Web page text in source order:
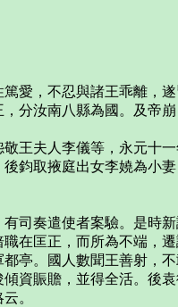
愛，不忍與諸王乖離，
分汝南八縣為國。及帝
王夫人李儀等，永元十
取掖庭出女李嬈為小
司奏遣使者案驗。是時
在匡正，而所為不端，
。國人數聞王善射，
賑贍，並得全活。後
。